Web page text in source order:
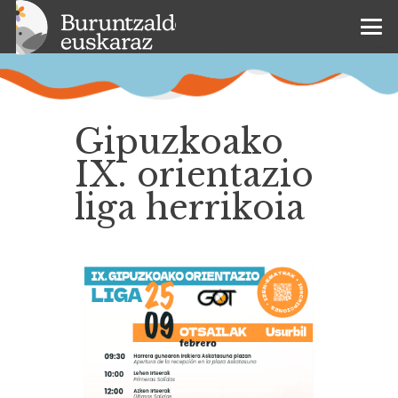
Gipuzkoako
IX. orientazio
liga herrikoia